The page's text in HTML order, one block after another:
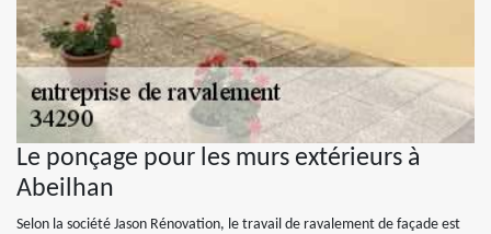
Le ponçage pour les murs extérieurs à
Abeilhan
Selon la société Jason Rénovation, le travail de ravalement de façade est